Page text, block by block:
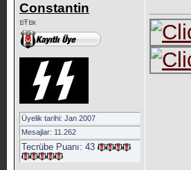
Constantin
ยŦยк
Üyelik tarihi: Jan 2007
Mesajlar: 11.262
Tecrübe Puanı: 43